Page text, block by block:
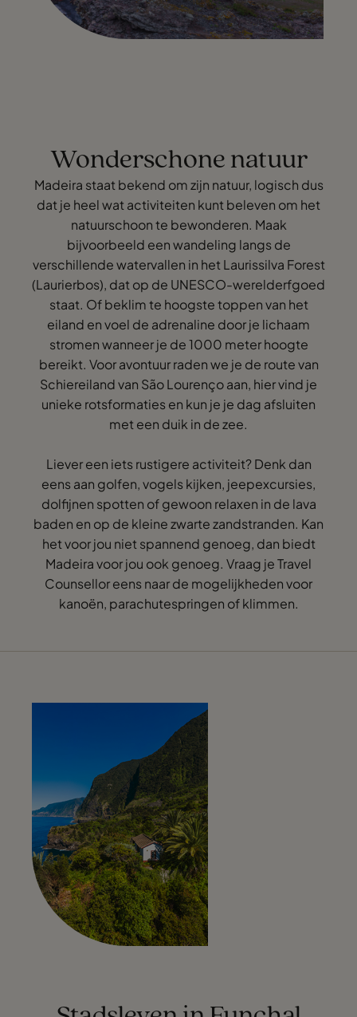
Wonderschone natuur
Madeira staat bekend om zijn natuur, logisch dus
dat je heel wat activiteiten kunt beleven om het
natuurschoon te bewonderen. Maak
bijvoorbeeld een wandeling langs de
verschillende watervallen in het Laurissilva Forest
(Laurierbos), dat op de UNESCO-werelderfgoed
staat. Of beklim te hoogste toppen van het
eiland en voel de adrenaline door je lichaam
stromen wanneer je de 1000 meter hoogte
bereikt. Voor avontuur raden we je de route van
Schiereiland van São Lourenço aan, hier vind je
unieke rotsformaties en kun je je dag afsluiten
met een duik in de zee.
Liever een iets rustigere activiteit? Denk dan
eens aan golfen, vogels kijken, jeepexcursies,
dolfijnen spotten of gewoon relaxen in de lava
baden en op de kleine zwarte zandstranden. Kan
het voor jou niet spannend genoeg, dan biedt
Madeira voor jou ook genoeg. Vraag je Travel
Counsellor eens naar de mogelijkheden voor
kanoën, parachutespringen of klimmen.